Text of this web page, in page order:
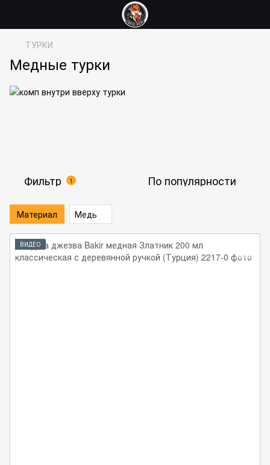
ТУРКИ
Медные турки
Фильтр 1 По популярности
Материал Медь
ВИДЕО